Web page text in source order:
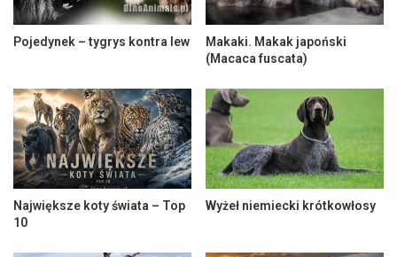
Pojedynek – tygrys kontra lew
Makaki. Makak japoński
(Macaca fuscata)
Największe koty świata – Top
10
Wyżeł niemiecki krótkowłosy